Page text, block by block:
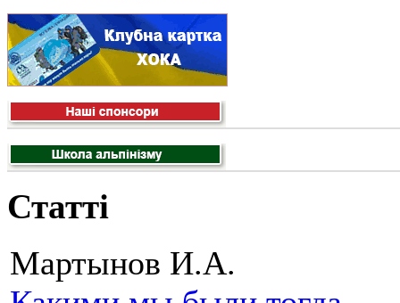
Статті
Мартынов И.А.